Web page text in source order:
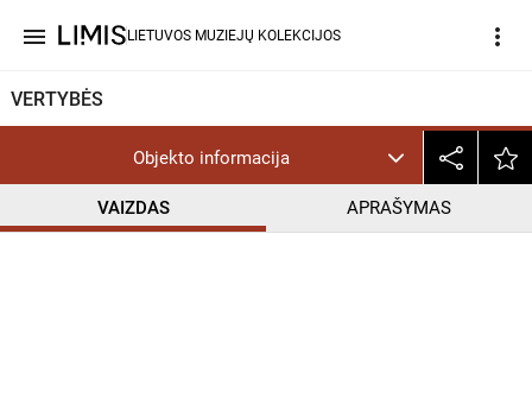
menu LIETUVOS MUZIEJŲ KOLEKCIJOS more_vert
VERTYBĖS
Objekto informacija
VAIZDAS APRAŠYMAS
CC BY-NC-ND